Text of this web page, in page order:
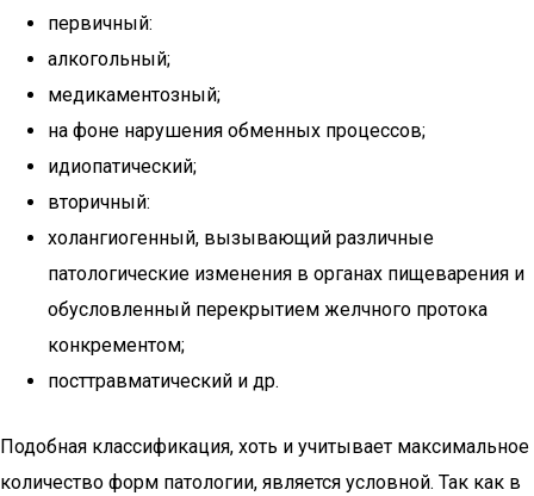
первичный:
алкогольный;
медикаментозный;
на фоне нарушения обменных процессов;
идиопатический;
вторичный:
холангиогенный, вызывающий различные
патологические изменения в органах пищеварения и
обусловленный перекрытием желчного протока
конкрементом;
посттравматический и др.
Подобная классификация, хоть и учитывает максимальное
количество форм патологии, является условной. Так как в